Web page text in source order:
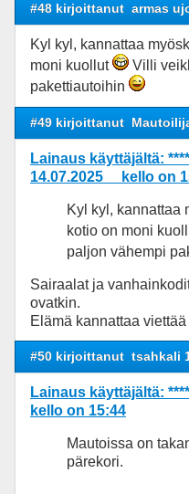
#48 kirjoittanut armas
Kyl kyl, kannattaa
moni kuollut
Villi
pakettiautoihin
#49 kirjoittanut
Lainaus käyttäjältä:
14.07.2025 kello on
Kyl kyl, kannattaa
kotio on moni
paljon vähempi
Sairaalat ja
ovatkin.
Elämä kannattaa
#50 kirjoittanut tsahkali
Lainaus käyttäjältä:
kello on 15:44
Mautoissa on
pärekori.